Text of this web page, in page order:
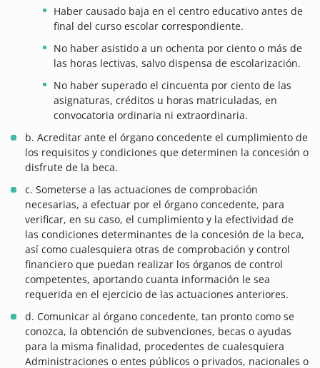
Haber causado baja en el centro educativo antes de
final del curso escolar correspondiente.
No haber asistido a un ochenta por ciento o más de
las horas lectivas, salvo dispensa de escolarización.
No haber superado el cincuenta por ciento de las
asignaturas, créditos u horas matriculadas, en
convocatoria ordinaria ni extraordinaria.
b. Acreditar ante el órgano concedente el cumplimiento de
los requisitos y condiciones que determinen la concesión o
disfrute de la beca.
c. Someterse a las actuaciones de comprobación
necesarias, a efectuar por el órgano concedente, para
verificar, en su caso, el cumplimiento y la efectividad de
las condiciones determinantes de la concesión de la beca,
así como cualesquiera otras de comprobación y control
financiero que puedan realizar los órganos de control
competentes, aportando cuanta información le sea
requerida en el ejercicio de las actuaciones anteriores.
d. Comunicar al órgano concedente, tan pronto como se
conozca, la obtención de subvenciones, becas o ayudas
para la misma finalidad, procedentes de cualesquiera
Administraciones o entes públicos o privados, nacionales o